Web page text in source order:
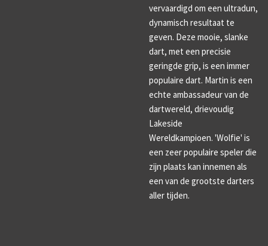
vervaardigd om een ​​ultradun,
dynamisch resultaat te
geven. Deze mooie, slanke
dart, met een precisie
geringde grip, is een immer
populaire dart. Martin is een
echte ambassadeur van de
dartwereld, drievoudig
Lakeside
Wereldkampioen. 'Wolfie' is
een zeer populaire speler die
zijn plaats kan innemen als
een van de grootste darters
aller tijden.